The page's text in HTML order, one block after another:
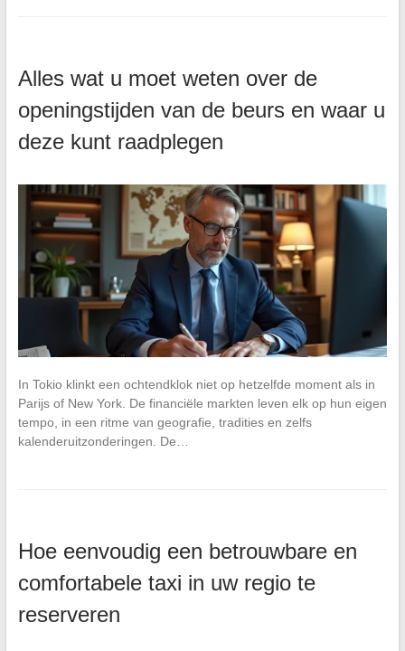
Alles wat u moet weten over de
openingstijden van de beurs en waar u
deze kunt raadplegen
In Tokio klinkt een ochtendklok niet op hetzelfde moment als in
Parijs of New York. De financiële markten leven elk op hun eigen
tempo, in een ritme van geografie, tradities en zelfs
kalenderuitzonderingen. De…
Hoe eenvoudig een betrouwbare en
comfortabele taxi in uw regio te
reserveren